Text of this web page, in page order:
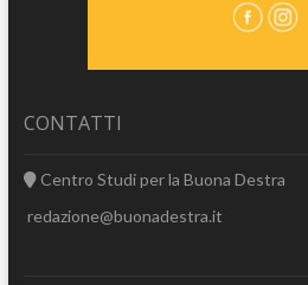
CONTATTI
Centro Studi per la Buona Destra
redazione@buonadestra.it